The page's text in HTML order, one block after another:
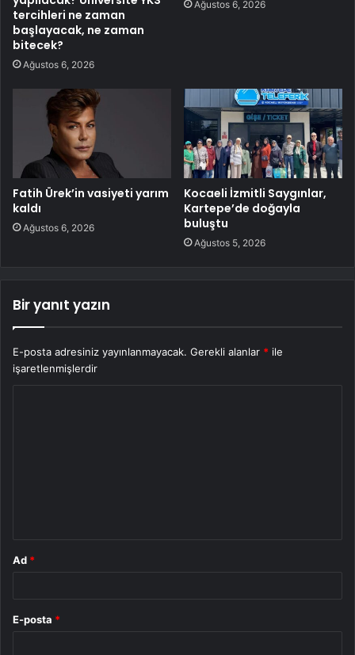
tercihleri ne zaman
başlayacak, ne zaman
bitecek?
Ağustos 6, 2026
Ağustos 6, 2026
Fatih Ürek’in vasiyeti yarım
kaldı
Ağustos 6, 2026
Kocaeli İzmitli Saygınlar,
Kartepe’de doğayla
buluştu
Ağustos 5, 2026
Bir yanıt yazın
E-posta adresiniz yayınlanmayacak. Gerekli alanlar * ile
işaretlenmişlerdir
Ad *
E-posta *